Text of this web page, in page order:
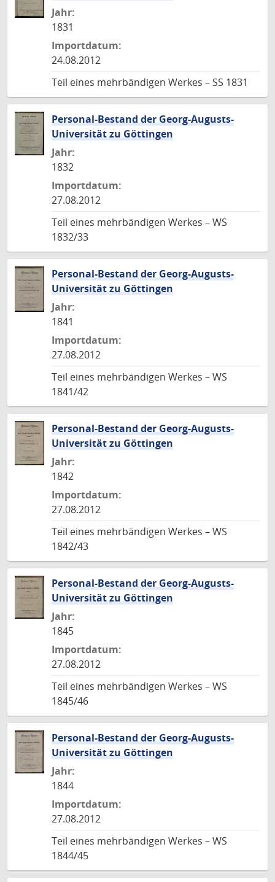
Jahr:
1831
Importdatum:
24.08.2012
Teil eines mehrbändigen Werkes – SS 1831
Personal-Bestand der Georg-Augusts-
Universität zu Göttingen
Jahr:
1832
Importdatum:
27.08.2012
Teil eines mehrbändigen Werkes – WS
1832/33
Personal-Bestand der Georg-Augusts-
Universität zu Göttingen
Jahr:
1841
Importdatum:
27.08.2012
Teil eines mehrbändigen Werkes – WS
1841/42
Personal-Bestand der Georg-Augusts-
Universität zu Göttingen
Jahr:
1842
Importdatum:
27.08.2012
Teil eines mehrbändigen Werkes – WS
1842/43
Personal-Bestand der Georg-Augusts-
Universität zu Göttingen
Jahr:
1845
Importdatum:
27.08.2012
Teil eines mehrbändigen Werkes – WS
1845/46
Personal-Bestand der Georg-Augusts-
Universität zu Göttingen
Jahr:
1844
Importdatum:
27.08.2012
Teil eines mehrbändigen Werkes – WS
1844/45